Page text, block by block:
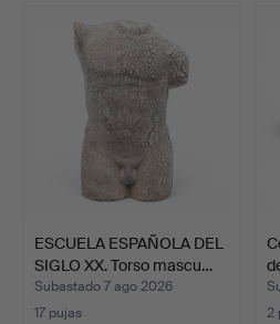
ESCUELA ESPAÑOLA DEL
SIGLO XX. Torso mascu…
Subastado 7 ago 2026
17 pujas
2